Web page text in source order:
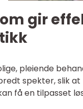
gir
pleiende
spekter, slik
få en tilpasset